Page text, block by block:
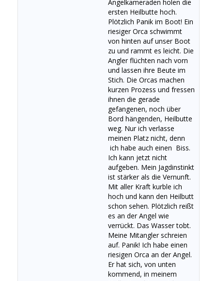
Angelkameraden holen die
ersten Heilbutte hoch.
Plötzlich Panik im Boot! Ein
riesiger Orca schwimmt
von hinten auf unser Boot
zu und rammt es leicht. Die
Angler flüchten nach vorn
und lassen ihre Beute im
Stich. Die Orcas machen
kurzen Prozess und fressen
ihnen die gerade
gefangenen, noch über
Bord hängenden, Heilbutte
weg. Nur ich verlasse
meinen Platz nicht, denn
ich habe auch einen Biss.
Ich kann jetzt nicht
aufgeben. Mein Jagdinstinkt
ist stärker als die Vernunft.
Mit aller Kraft kurble ich
hoch und kann den Heilbutt
schon sehen. Plötzlich reißt
es an der Angel wie
verrückt. Das Wasser tobt.
Meine Mitangler schreien
auf. Panik! Ich habe einen
riesigen Orca an der Angel.
Er hat sich, von unten
kommend, in meinem